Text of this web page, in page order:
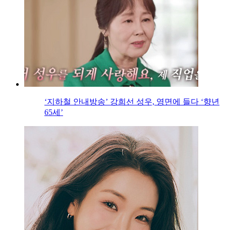
‘지하철 안내방송’ 강희선 성우, 영면에 들다 ‘향년
65세’